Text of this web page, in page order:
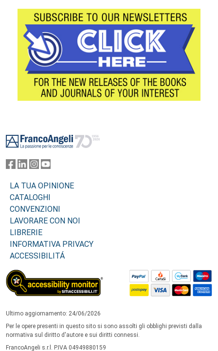
LA TUA OPINIONE
CATALOGHI
CONVENZIONI
LAVORARE CON NOI
LIBRERIE
INFORMATIVA PRIVACY
ACCESSIBILITÁ
Ultimo aggiornamento: 24/06/2026
Per le opere presenti in questo sito si sono assolti gli obblighi previsti dalla
normativa sul diritto d'autore e sui diritti connessi.
FrancoAngeli s.r.l. P.IVA 04949880159